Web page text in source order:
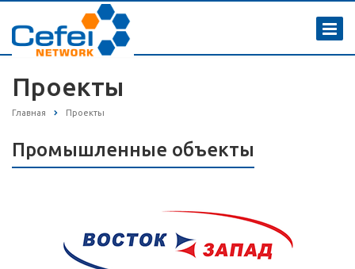
Проекты
Главная Проекты
Промышленные объекты